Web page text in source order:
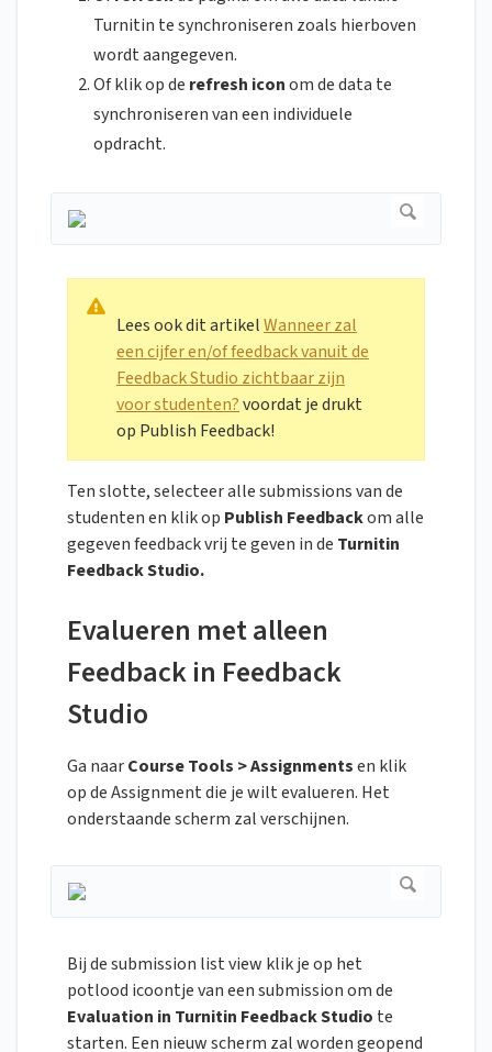
Turnitin te synchroniseren zoals hierboven
wordt aangegeven.
Of klik op de refresh iconom de data te
synchroniseren van een individuele
opdracht.
Lees ook dit artikelWanneer zal
een cijfer en/of feedback vanuit de
Feedback Studio zichtbaar zijn
voor studenten?voordat je drukt
op Publish Feedback!
Ten slotte, selecteer alle submissions van de
studenten en klik op Publish Feedbackom alle
gegeven feedback vrij te geven in de Turnitin
Feedback Studio.
Evalueren met alleen
Feedback in Feedback
Studio
Ga naarCourse Tools > Assignmentsen klik
op de Assignment die je wilt evalueren. Het
onderstaande scherm zal verschijnen.
Bij de submission list view klik je op het
potlood icoontje van een submission om de
Evaluation in Turnitin Feedback Studio te
starten. Een nieuw scherm zal worden geopend